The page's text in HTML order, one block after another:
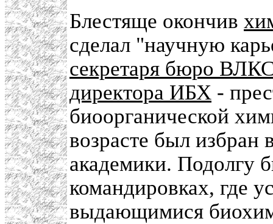
Блестяще окончив
сделал "научную
секретаря бюро
директора ИБХ -
биоорганической
возрасте был
академики. Подолгу
командировках, где
выдающимися